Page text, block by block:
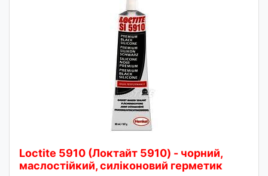
Loctite 5910 (Локтайт 5910) - чорний,
маслостійкий, силіконовий герметик